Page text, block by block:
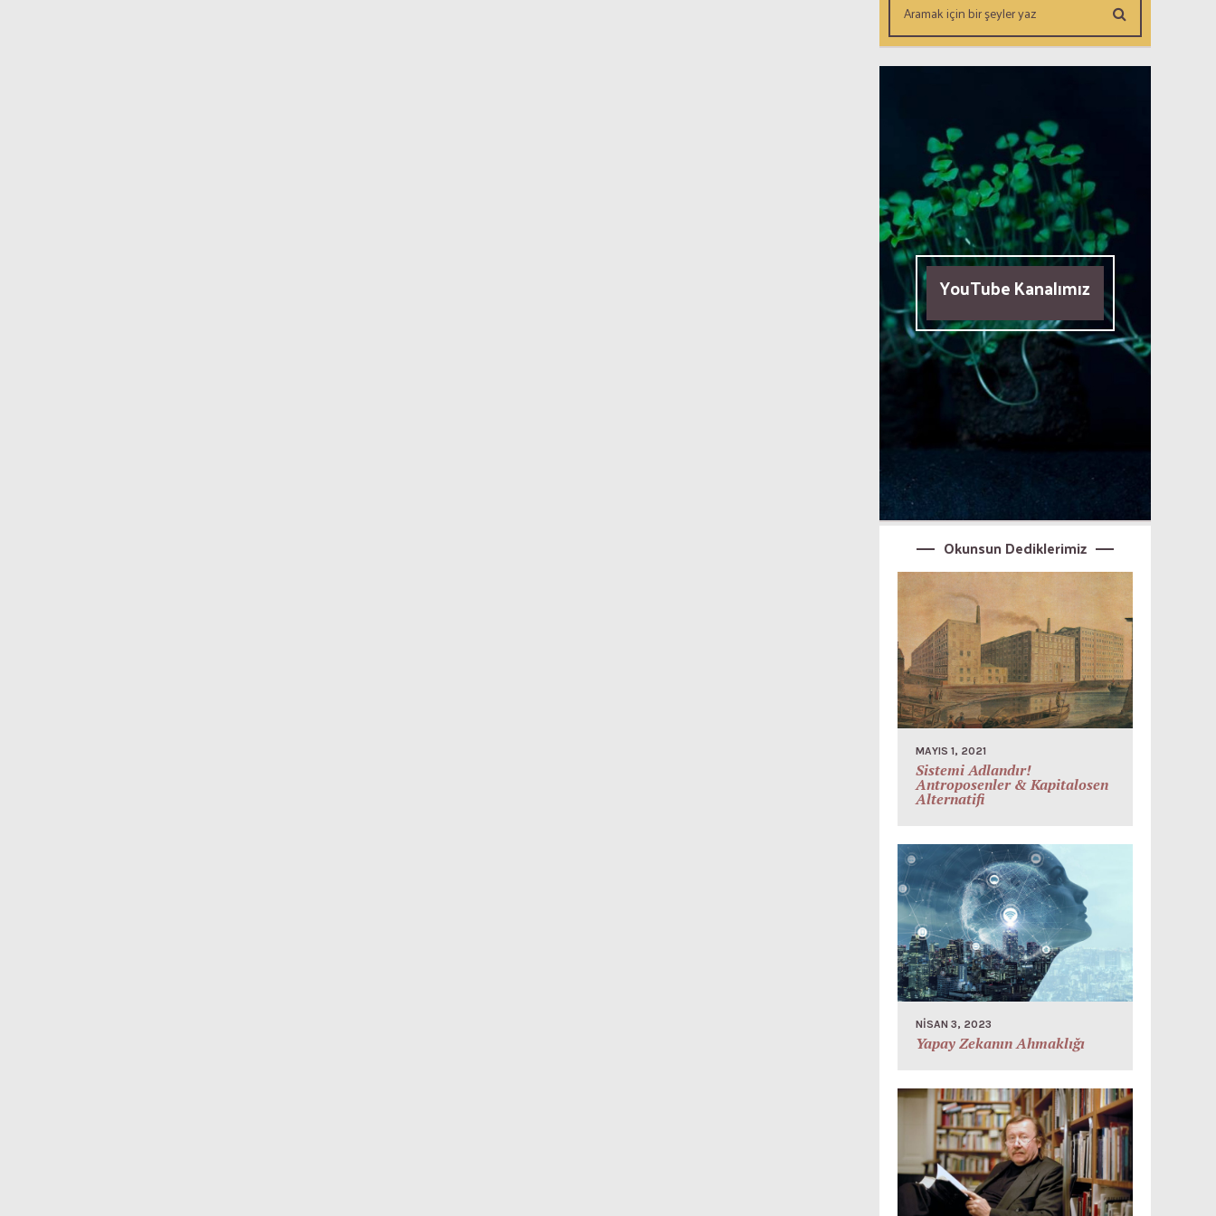
YouTube Kanalımız
Okunsun Dediklerimiz
MAYIS 1, 2021
Sistemi Adlandır!
Antroposenler & Kapitalosen
Alternatifi
NISAN 3, 2023
Yapay Zekanın Ahmaklığı